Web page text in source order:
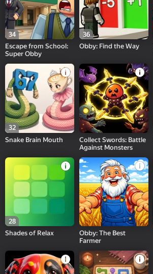
34
Escape from School:
Super Obby
36
Obby: Find the Way
32
Snake Brain Mouth
Collect Swords: Battle
Against Monsters
28
Shades of Relax
Obby: The Best
Farmer